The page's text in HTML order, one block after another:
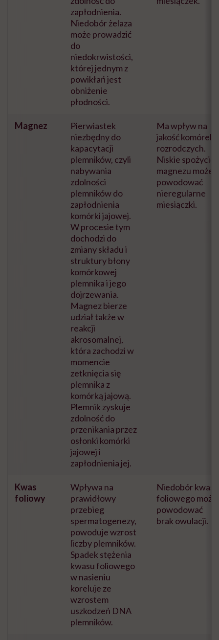
zapłodnienia.
Niedobór żelaza
może prowadzić
do
niedokrwistości,
której jednym z
powikłań jest
obniżenie
płodności.
Magnez
Pierwiastek
niezbędny do
kapacytacji
plemników, czyli
nabywania
zdolności
plemników do
zapłodnienia
komórki jajowej.
W procesie tym
dochodzi do
zmiany składu i
struktury błony
komórkowej
plemnika i jego
dojrzewania.
Magnez bierze
udział także w
reakcji
akrosomalnej,
która zachodzi w
momencie
zetknięcia się
plemnika z
komórką jajową.
Plemnik zyskuje
zdolność do
przenikania przez
osłonki komórki
jajowej i
zapłodnienia jej.
Ma wpływ na
jakość komórek
rozrodczych.
Niskie spożycie
magnezu może
powodować
nieregularne
miesiączki.
Kwas
foliowy
Wpływa na
prawidłowy
przebieg
spermatogenezy,
powoduje wzrost
liczby plemników.
Spadek stężenia
kwasu foliowego
w nasieniu
koreluje ze
wzrostem
uszkodzeń DNA
plemników.
Niedobór kwasu
foliowego może
powodować
brak owulacji.